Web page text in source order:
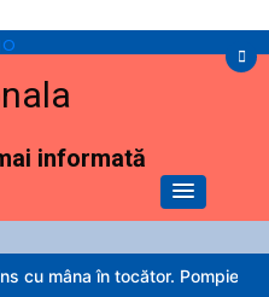
informată
în tocător. Pompierii au